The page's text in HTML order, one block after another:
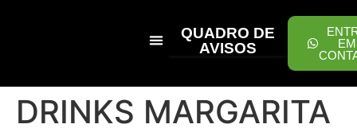
QUADRO DE
AVISOS
EM
DRINKS MARGARITA